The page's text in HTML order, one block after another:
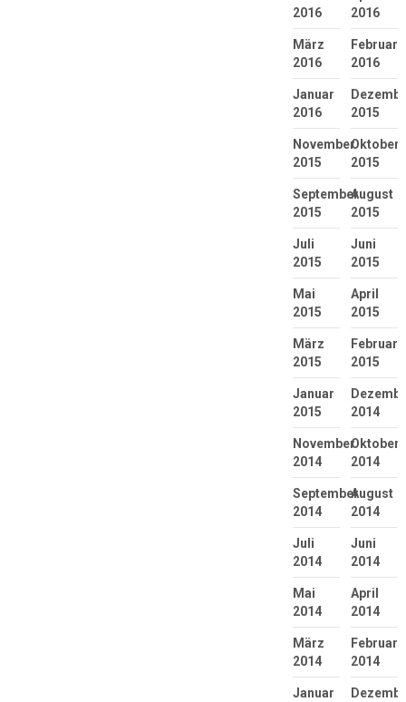
2016
2016
März
2016
Februar
2016
Januar
2016
2015
November
2015
Oktober
2015
September
2015
August
2015
Juli
2015
Juni
2015
Mai
2015
April
2015
März
2015
Februar
2015
Januar
2015
2014
November
2014
Oktober
2014
September
2014
August
2014
Juli
2014
Juni
2014
Mai
2014
April
2014
März
2014
Februar
2014
Januar